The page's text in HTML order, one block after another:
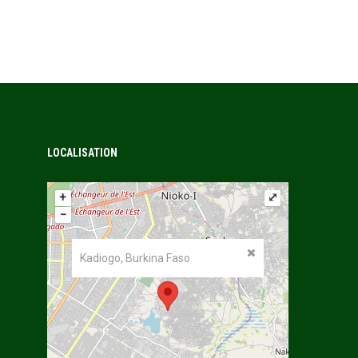
LOCALISATION
Kadiogo, Burkina Faso
+
−
⤢